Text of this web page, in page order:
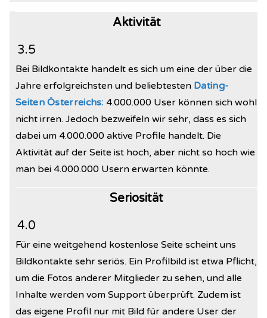
Aktivität
3.5
Bei Bildkontakte handelt es sich um eine der über die
Jahre erfolgreichsten und beliebtesten Dating-
Seiten Österreichs: 4.000.000 User können sich wohl
nicht irren. Jedoch bezweifeln wir sehr, dass es sich
dabei um 4.000.000 aktive Profile handelt. Die
Aktivität auf der Seite ist hoch, aber nicht so hoch wie
man bei 4.000.000 Usern erwarten könnte.
Seriosität
4.0
Für eine weitgehend kostenlose Seite scheint uns
Bildkontakte sehr seriös. Ein Profilbild ist etwa Pflicht,
um die Fotos anderer Mitglieder zu sehen, und alle
Inhalte werden vom Support überprüft. Zudem ist
das eigene Profil nur mit Bild für andere User der